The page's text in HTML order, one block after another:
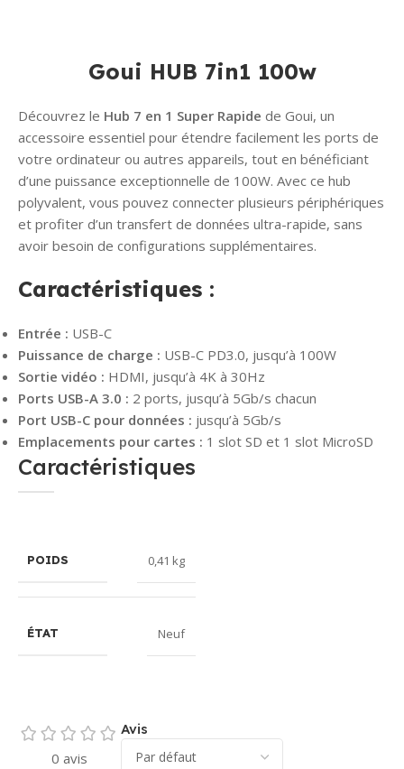
Goui HUB 7in1 100w
Découvrez le Hub 7 en 1 Super Rapide de Goui, un
accessoire essentiel pour étendre facilement les ports de
votre ordinateur ou autres appareils, tout en bénéficiant
d’une puissance exceptionnelle de 100W. Avec ce hub
polyvalent, vous pouvez connecter plusieurs périphériques
et profiter d’un transfert de données ultra-rapide, sans
avoir besoin de configurations supplémentaires.
Caractéristiques :
Entrée : USB-C
Puissance de charge : USB-C PD3.0, jusqu’à 100W
Sortie vidéo : HDMI, jusqu’à 4K à 30Hz
Ports USB-A 3.0 : 2 ports, jusqu’à 5Gb/s chacun
Port USB-C pour données : jusqu’à 5Gb/s
Emplacements pour cartes : 1 slot SD et 1 slot MicroSD
Caractéristiques
POIDS 0,41 kg
ÉTAT Neuf
0 avis
Avis